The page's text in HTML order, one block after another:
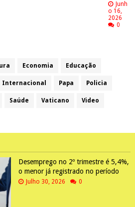
Junh
o 16,
2026
0
Economia Educação
Internacional Papa Policia
Saúde Vaticano Video
Desemprego no 2º trimestre é 5,4%,
o menor já registrado no período
Julho 30, 2026 0